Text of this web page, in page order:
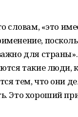
словам, «это
для
такие люди,
тем, что они
Это хороший